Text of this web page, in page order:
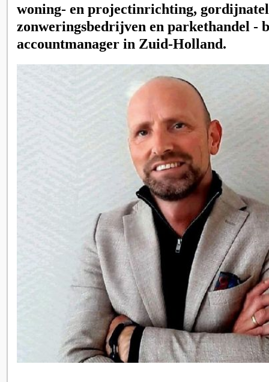
woning- en projectinrichting,
zonweringsbedrijven en parkethandel -
accountmanager in Zuid-Holland.